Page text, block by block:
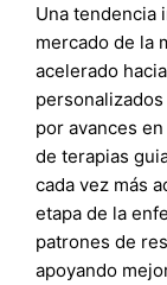
Una tendencia
mercado de la
acelerado
por avances
de terapias
cada vez más
etapa de la
patrones de
apoyando